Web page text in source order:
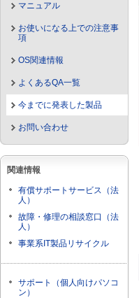
マニュアル
お使いになる上での注意事
項
OS関連情報
よくあるQA一覧
今までに発表した製品
お問い合わせ
関連情報
有償サポートサービス（法
人）
故障・修理の相談窓口（法
人）
事業系IT製品リサイクル
サポート（個人向けパソコ
ン）